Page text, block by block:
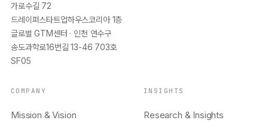
가로수길 72
드레이퍼스타트업하우스코리아 1층
글로벌 GTM센터 · 인천 연수구
송도과학로16번길 13-46 703호
SF05
COMPANY
Mission & Vision
INSIGHTS
Research & Insights